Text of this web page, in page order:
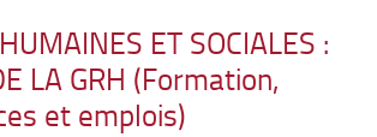
ET SOCIALES :
LA GRH (Formation,
et emplois)